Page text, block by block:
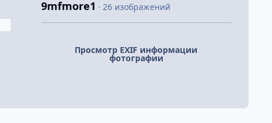
9mfmore1 · 26 изображений
Просмотр EXIF информации
фотографии